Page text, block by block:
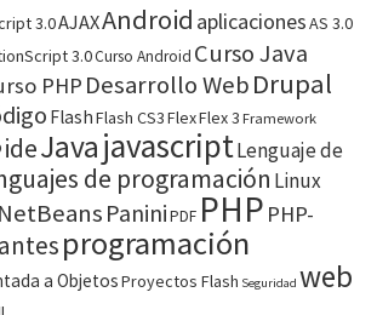
3.0AJAXAndroid aplicacionesAS 3.0
3.0Curso Android Curso Java
PHP Desarrollo WebDrupal
FlashFlash CS3FlexFlex 3 Framework
ideJavajavascriptLenguaje de
de programación Linux
NetBeans Panini PDF PHP PHP-
programación
a ObjetosProyectos Flash Seguridad web